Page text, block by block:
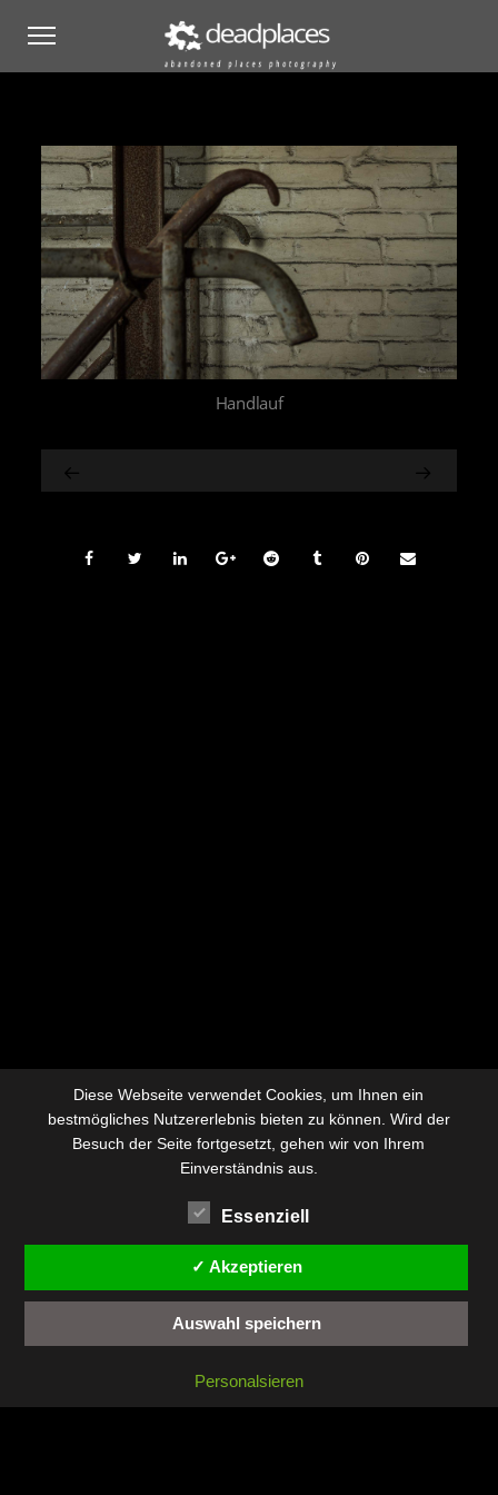
Handlauf
Diese Webseite verwendet Cookies, um Ihnen ein
bestmögliches Nutzererlebnis bieten zu können. Wird der
Besuch der Seite fortgesetzt, gehen wir von Ihrem
Einverständnis aus.
Essenziell
✓ Akzeptieren
Auswahl speichern
Personalsieren